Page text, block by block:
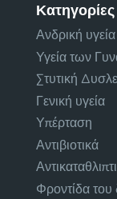
Κατηγορίες
Ανδρική υγεία
Υγεία των
Στυτική
Γενική υγεία
Υπέρταση
Αντιβιοτικά
Φροντίδα του